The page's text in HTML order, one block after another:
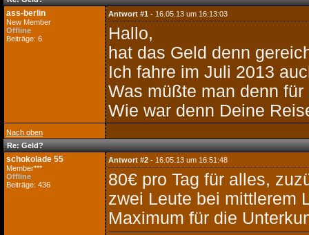
ass-berlin
New Member
Offline
Beiträge: 6
Antwort #1 - 16.05.13 um 16:13:03
Hallo,
hat das Geld denn
Ich fahre im Juli 2013
Was müßte man denn
Wie war denn Deine
Nach oben
Re: Geld?
schokolade 55
Member***
Offline
Beiträge: 436
Antwort #2 - 16.05.13 um 16:51:48
80€ pro Tag für alles,
zwei Leute bei mittlerem
Maximum für die